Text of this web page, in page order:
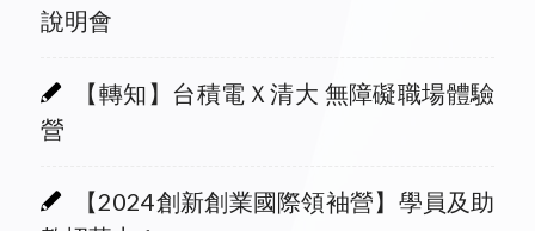
說明會
【轉知】台積電Ｘ清大 無障礙職場體驗
營
【2024創新創業國際領袖營】學員及助